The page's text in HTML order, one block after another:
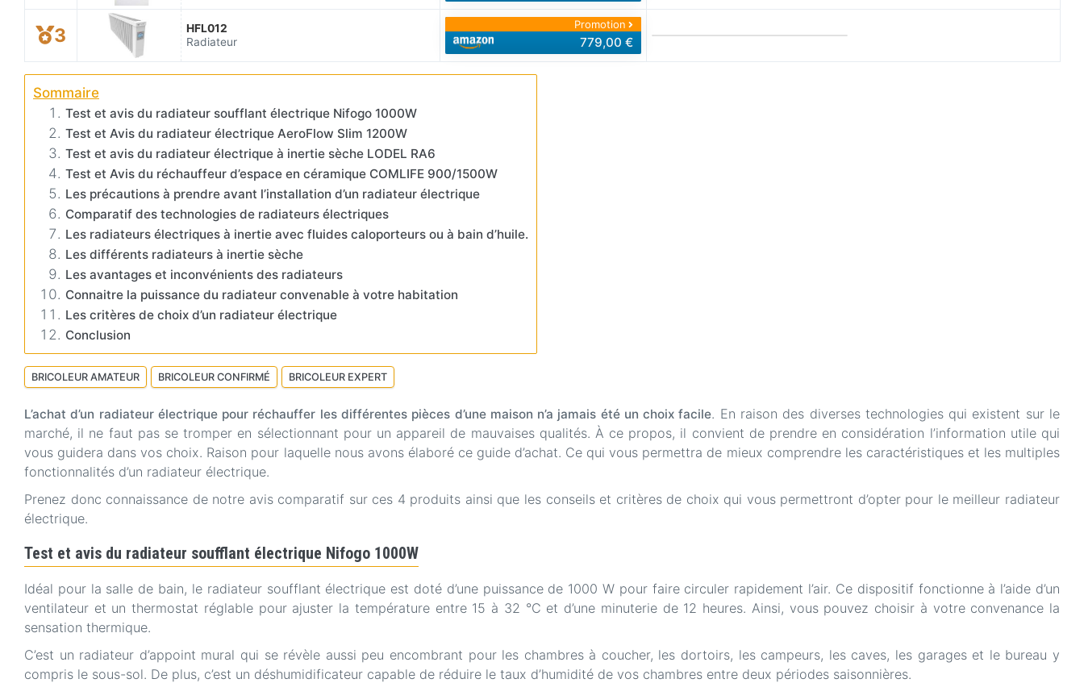
3
HFL012
Radiateur
Promotion
779,00 €
Sommaire
Test et avis du radiateur soufflant électrique Nifogo 1000W
Test et Avis du radiateur électrique AeroFlow Slim 1200W
Test et avis du radiateur électrique à inertie sèche LODEL RA6
Test et Avis du réchauffeur d’espace en céramique COMLIFE 900/1500W
Les précautions à prendre avant l’installation d’un radiateur électrique
Comparatif des technologies de radiateurs électriques
Les radiateurs électriques à inertie avec fluides caloporteurs ou à bain d’huile.
Les différents radiateurs à inertie sèche
Les avantages et inconvénients des radiateurs
Connaitre la puissance du radiateur convenable à votre habitation
Les critères de choix d’un radiateur électrique
Conclusion
BRICOLEUR AMATEUR BRICOLEUR CONFIRMÉ BRICOLEUR EXPERT
L’achat d’un radiateur électrique pour réchauffer les différentes pièces d’une maison n’a jamais été un choix facile. En raison des diverses technologies qui existent sur le
marché, il ne faut pas se tromper en sélectionnant pour un appareil de mauvaises qualités. À ce propos, il convient de prendre en considération l’information utile qui
vous guidera dans vos choix. Raison pour laquelle nous avons élaboré ce guide d’achat. Ce qui vous permettra de mieux comprendre les caractéristiques et les multiples
fonctionnalités d’un radiateur électrique.
Prenez donc connaissance de notre avis comparatif sur ces 4 produits ainsi que les conseils et critères de choix qui vous permettront d’opter pour le meilleur radiateur
électrique.
Test et avis du radiateur soufflant électrique Nifogo 1000W
Idéal pour la salle de bain, le radiateur soufflant électrique est doté d’une puissance de 1000 W pour faire circuler rapidement l’air. Ce dispositif fonctionne à l’aide d’un
ventilateur et un thermostat réglable pour ajuster la température entre 15 à 32 °C et d’une minuterie de 12 heures. Ainsi, vous pouvez choisir à votre convenance la
sensation thermique.
C’est un radiateur d’appoint mural qui se révèle aussi peu encombrant pour les chambres à coucher, les dortoirs, les campeurs, les caves, les garages et le bureau y
compris le sous-sol. De plus, c’est un déshumidificateur capable de réduire le taux d’humidité de vos chambres entre deux périodes saisonnières.